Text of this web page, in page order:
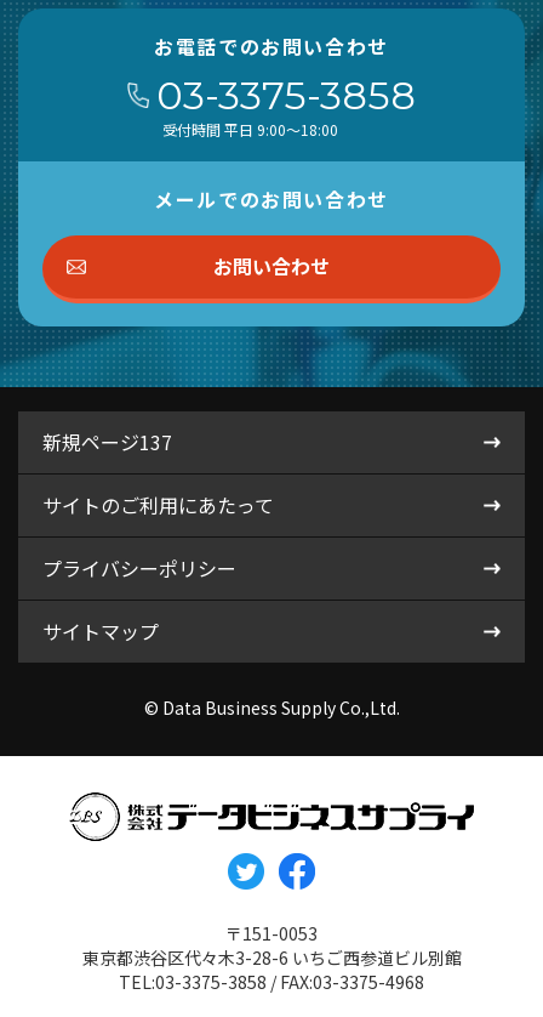
お電話でのお問い合わせ
03-3375-3858
受付時間 平日 9:00～18:00
メールでのお問い合わせ
お問い合わせ
新規ページ137
サイトのご利用にあたって
プライバシーポリシー
サイトマップ
© Data Business Supply Co.,Ltd.
〒151-0053
東京都渋谷区代々木3-28-6 いちご西参道ビル別館
TEL:03-3375-3858 / FAX:03-3375-4968